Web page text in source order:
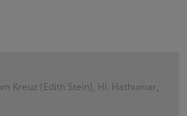
Kreuz (Edith Stein), Hl. Hathumar,